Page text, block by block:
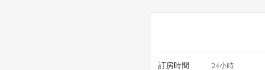
訂房時間 24小時